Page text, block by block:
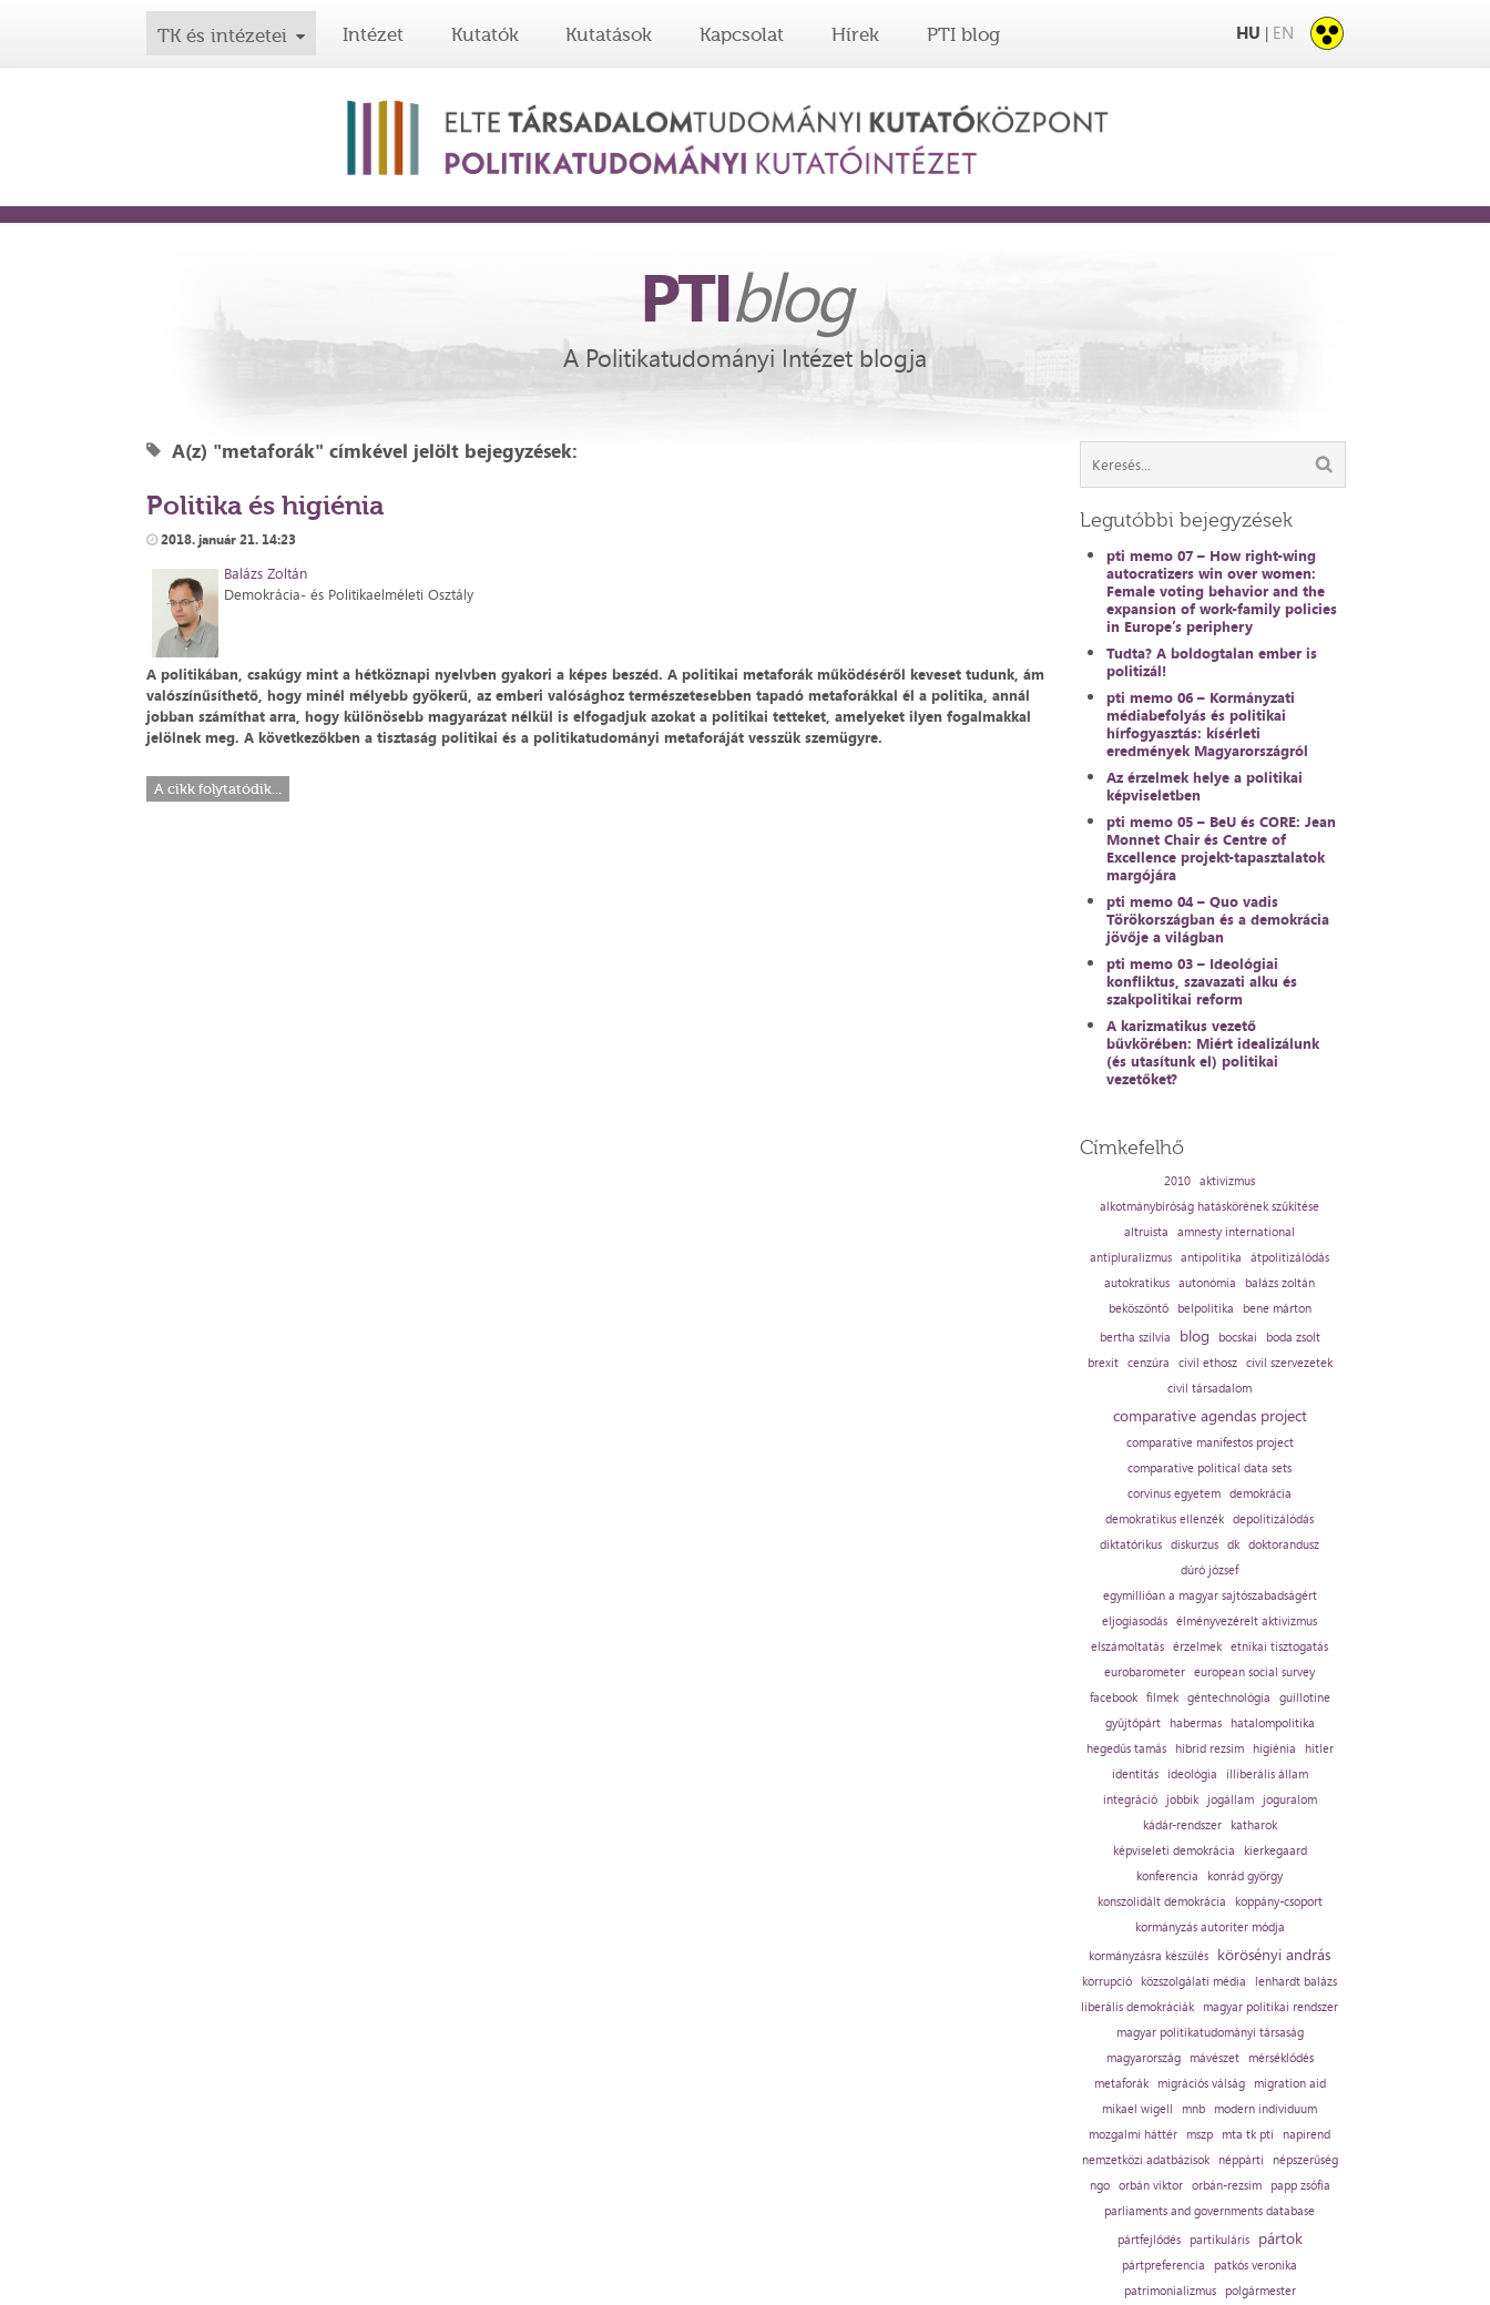
TK és intézetei Intézet Kutatók Kutatások Kapcsolat Hírek PTI blog HU | EN
PTIblog
A Politikatudományi Intézet blogja
A(z) "metaforák" címkével jelölt bejegyzések:
Politika és higiénia
2018. január 21. 14:23
Balázs Zoltán
Demokrácia- és Politikaelméleti Osztály
A politikában, csakúgy mint a hétköznapi nyelvben gyakori a képes beszéd. A politikai metaforák működéséről keveset tudunk, ám
valószínűsíthető, hogy minél mélyebb gyökerű, az emberi valósághoz természetesebben tapadó metaforákkal él a politika, annál
jobban számíthat arra, hogy különösebb magyarázat nélkül is elfogadjuk azokat a politikai tetteket, amelyeket ilyen fogalmakkal
jelölnek meg. A következőkben a tisztaság politikai és a politikatudományi metaforáját vesszük szemügyre.
A cikk folytatódik...
Legutóbbi bejegyzések
pti memo 07 – How right-wing
autocratizers win over women:
Female voting behavior and the
expansion of work-family policies
in Europe’s periphery
Tudta? A boldogtalan ember is
politizál!
pti memo 06 – Kormányzati
médiabefolyás és politikai
hírfogyasztás: kísérleti
eredmények Magyarországról
Az érzelmek helye a politikai
képviseletben
pti memo 05 – BeU és CORE: Jean
Monnet Chair és Centre of
Excellence projekt-tapasztalatok
margójára
pti memo 04 – Quo vadis
Törökországban és a demokrácia
jövője a világban
pti memo 03 – Ideológiai
konfliktus, szavazati alku és
szakpolitikai reform
A karizmatikus vezető
bűvkörében: Miért idealizálunk
(és utasítunk el) politikai
vezetőket?
Címkefelhő
2010 aktivizmus
alkotmánybíróság hatáskörének szűkítése
altruista
amnesty international
antipluralizmus antipolitika
átpolitizálódás
autokratikus autonómia
balázs zoltán
beköszöntő
belpolitika
bene márton
bertha szilvia
blog bocskai
boda zsolt
brexit cenzúra civil ethosz civil szervezetek
civil társadalom
comparative agendas project
comparative manifestos project
comparative political data sets
corvinus egyetem demokrácia
demokratikus ellenzék depolitizálódás
diktatórikus diskurzus dk doktorandusz
dúró józsef
egymillióan a magyar sajtószabadságért
eljogiasodás élményvezérelt aktivizmus
elszámoltatás érzelmek etnikai tisztogatás
eurobarometer european social survey
facebook filmek géntechnológia
guillotine
gyűjtőpárt
habermas
hatalompolitika
hegedűs tamás
hibrid rezsim higiénia
hitler
identitás
ideológia
illiberális állam
integráció
jobbik jogállam
joguralom
kádár-rendszer
katharok
képviseleti demokrácia
kierkegaard
konferencia
konrád györgy
konszolidált demokrácia
koppány-csoport
kormányzás autoriter módja
kormányzásra készülés
körösényi andrás
korrupció közszolgálati média
lenhardt balázs
liberális demokráciák
magyar politikai rendszer
magyar politikatudományi társaság
magyarország
mávészet
mérséklődés
metaforák
migrációs válság
migration aid
mikael wigell
mnb
modern individuum
mozgalmi háttér
mszp mta tk pti
napirend
nemzetközi adatbázisok
néppárti
népszerűség
ngo orbán viktor orbán-rezsim
papp zsófia
parliaments and governments database
pártfejlődés
partikuláris pártok
pártpreferencia
patkós veronika
patrimonializmus
polgármester